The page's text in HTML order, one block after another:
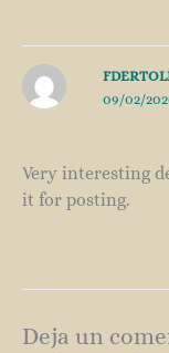
09/02/
Very interesting
it for posting.
Deja un